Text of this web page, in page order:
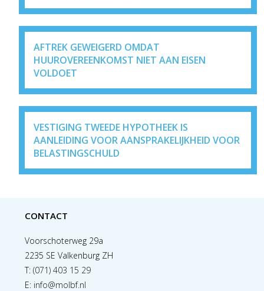
AFTREK GEWEIGERD OMDAT
HUUROVEREENKOMST NIET AAN EISEN
VOLDOET
VESTIGING TWEEDE HYPOTHEEK IS
AANLEIDING VOOR AANSPRAKELIJKHEID VOOR
BELASTINGSCHULD
CONTACT
Voorschoterweg 29a
2235 SE Valkenburg ZH
T:(071) 403 15 29
E: info@molbf.nl